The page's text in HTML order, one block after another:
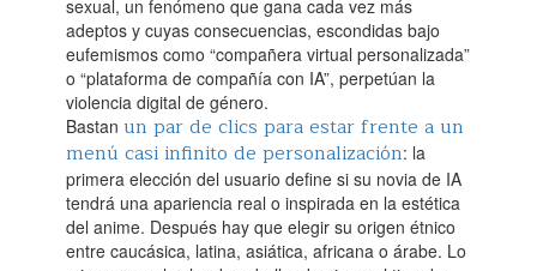
sexual, un fenómeno que gana cada vez más
adeptos y cuyas consecuencias, escondidas bajo
eufemismos como “compañera virtual personalizada”
o “plataforma de compañía con IA”, perpetúan la
violencia digital de género.‌
Bastan un par de clics para estar frente a un
menú casi infinito de personalización: la
primera elección del usuario define si su novia de IA
tendrá una apariencia real o inspirada en la estética
del anime. Después hay que elegir su origen étnico
entre caucásica, latina, asiática, africana o árabe. Lo